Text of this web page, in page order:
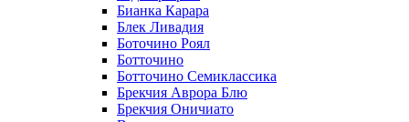
Бианка Карара
Блек Ливадия
Боточино Роял
Ботточино
Ботточино Семиклассика
Брекчия Аврора Блю
Брекчия Оничиато